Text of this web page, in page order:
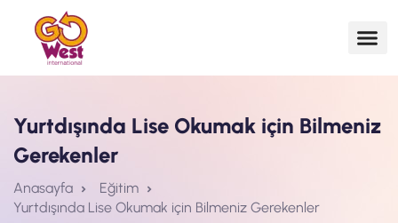
Yurtdışında Lise Okumak için Bilmeniz
Gerekenler
Anasayfa
Eğitim
Yurtdışında Lise Okumak için Bilmeniz Gerekenler